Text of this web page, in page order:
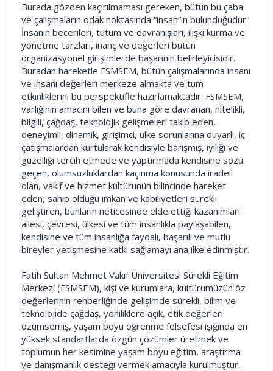
Burada gözden kaçırılmaması gereken, bütün bu çaba
ve çalışmaların odak noktasında “insan”ın bulunduğudur.
İnsanın becerileri, tutum ve davranışları, ilişki kurma ve
yönetme tarzları, inanç ve değerleri bütün
organizasyonel girişimlerde başarının belirleyicisidir.
Buradan hareketle FSMSEM, bütün çalışmalarında insanı
ve insani değerleri merkeze almakta ve tüm
etkinliklerini bu perspektifle hazırlamaktadır. FSMSEM,
varlığının amacını bilen ve buna göre davranan, nitelikli,
bilgili, çağdaş, teknolojik gelişmeleri takip eden,
deneyimli, dinamik, girişimci, ülke sorunlarına duyarlı, iç
çatışmalardan kurtularak kendisiyle barışmış, iyiliği ve
güzelliği tercih etmede ve yaptırmada kendisine sözü
geçen, olumsuzluklardan kaçınma konusunda iradeli
olan, vakıf ve hizmet kültürünün bilincinde hareket
eden, sahip olduğu imkan ve kabiliyetleri sürekli
geliştiren, bunların neticesinde elde ettiği kazanımları
ailesi, çevresi, ülkesi ve tüm insanlıkla paylaşabilen,
kendisine ve tüm insanlığa faydalı, başarılı ve mutlu
bireyler yetişmesine katkı sağlamayı ana ilke edinmiştir.
Fatih Sultan Mehmet Vakıf Üniversitesi Sürekli Eğitim
Merkezi (FSMSEM), kişi ve kurumlara, kültürümüzün öz
değerlerinin rehberliğinde gelişimde sürekli, bilim ve
teknolojide çağdaş, yeniliklere açık, etik değerleri
özümsemiş, yaşam boyu öğrenme felsefesi ışığında en
yüksek standartlarda özgün çözümler üretmek ve
toplumun her kesimine yaşam boyu eğitim, araştırma
ve danışmanlık desteği vermek amacıyla kurulmuştur.